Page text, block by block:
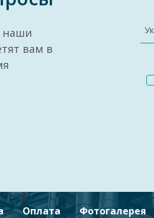
наши
вам в
Оплата Фотогалерея